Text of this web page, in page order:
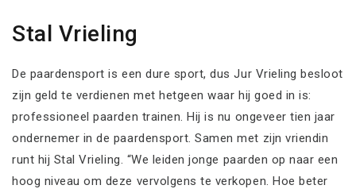
Stal Vrieling
De paardensport is een dure sport, dus Jur Vrieling besloot
zijn geld te verdienen met hetgeen waar hij goed in is:
professioneel paarden trainen. Hij is nu ongeveer tien jaar
ondernemer in de paardensport. Samen met zijn vriendin
runt hij Stal Vrieling. “We leiden jonge paarden op naar een
hoog niveau om deze vervolgens te verkopen. Hoe beter